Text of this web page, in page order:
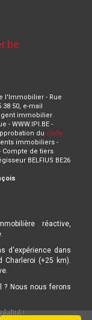
l'Immobilier - Rue
38 50, e-mail
immobilier
- WWW.IPI.BE -
du code
immobiliers -
Compte de tiers
BELFIUS BE26
réactive,
d'expérience dans
Charleroi (+25 km).
? Nous nous ferons
!